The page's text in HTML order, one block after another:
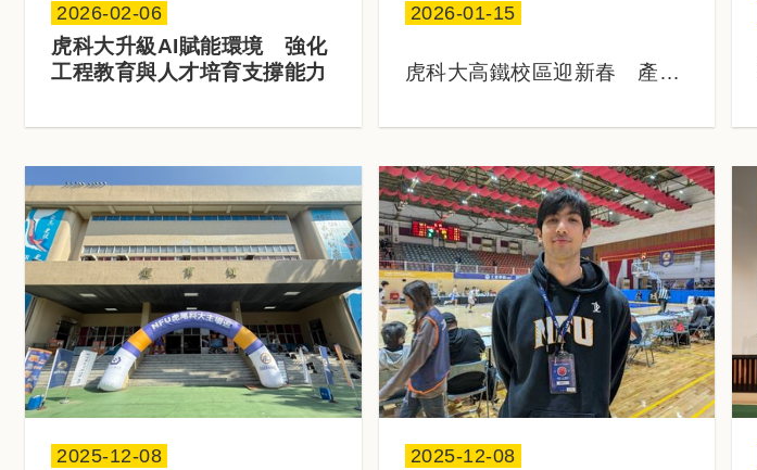
日期：
2026-02-06
虎科大升級AI賦能環境 強化
工程教育與人才培育支撐能力
日期：
2026-01-15
虎科大高鐵校區迎新春 產學
2025-12-08 2025-12-08